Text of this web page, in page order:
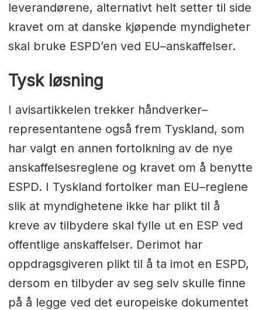
leverandørene, alternativt helt setter til side
kravet om at danske kjøpende myndigheter
skal bruke ESPD’en ved EU–anskaffelser.
Tysk løsning
I avisartikkelen trekker håndverker–
representantene også frem Tyskland, som
har valgt en annen fortolkning av de nye
anskaffelsesreglene og kravet om å benytte
ESPD. I Tyskland fortolker man EU–reglene
slik at myndighetene ikke har plikt til å
kreve av tilbydere skal fylle ut en ESP ved
offentlige anskaffelser. Derimot har
oppdragsgiveren plikt til å ta imot en ESPD,
dersom en tilbyder av seg selv skulle finne
på å legge ved det europeiske dokumentet